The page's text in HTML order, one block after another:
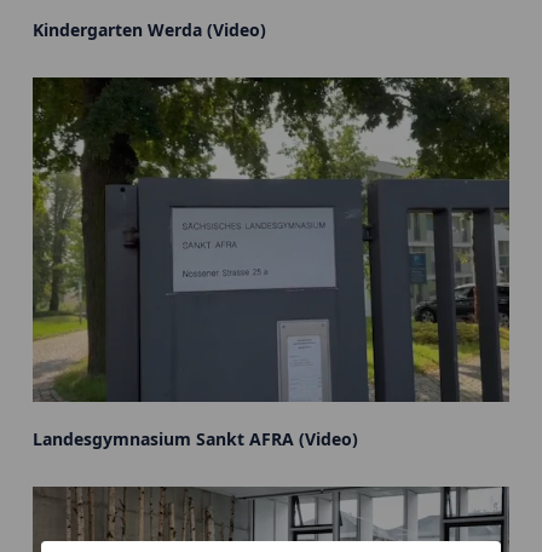
Kindergarten Werda (Video)
Landesgymnasium Sankt AFRA (Video)